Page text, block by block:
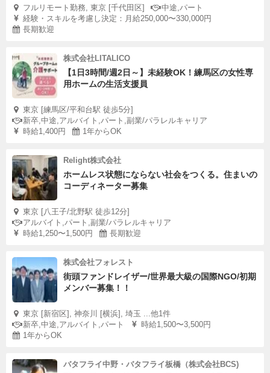
フルリモート勤務, 東京 [千代田区]
中途,パート
経験・スキルを考慮し決定：月給250,000〜330,000円
長期歓迎
株式会社LITALICO
【1日3時間/週2日～】未経験OK！練馬区の女性専
用ホームの生活支援員
東京 [練馬区/平和台駅 徒歩5分]
新卒,中途,アルバイト,パート,副業/パラレルキャリア
時給1,400円
1年からOK
Relight株式会社
ホームレス状態にならない社会をつくる。住まいの
コーディネーター募集
東京 [八王子/北野駅 徒歩12分]
アルバイト,パート,副業/パラレルキャリア
時給1,250〜1,500円
長期歓迎
株式会社フォレスト
街頭ファンドレイザー/世界最大級の国際NGO/初期
メンバー募集！！
東京 [新宿区], 神奈川 [横浜], 埼玉 ...他1件
新卒,中途,アルバイト,パート
時給1,500〜3,500円
1年からOK
バタフライ中野・バタフライ板橋（株式会社BCS)